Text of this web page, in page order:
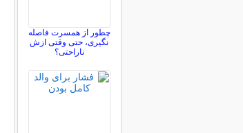
چطور از همسرت فاصله
نگيری، حتی وقتی ازش
ناراحتی؟